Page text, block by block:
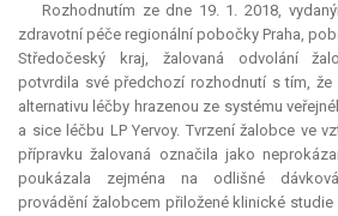
Rozhodnutím ze dne 19. 1. 2018,
zdravotní péče regionální pobočky Praha,
Středočeský kraj, žalovaná odvolání
potvrdila své předchozí rozhodnutí s tím, že
alternativu léčby hrazenou ze systému
a sice léčbu LP Yervoy. Tvrzení žalobce ve
přípravku žalovaná označila jako
poukázala zejména na odlišné
provádění žalobcem přiložené klinické studie